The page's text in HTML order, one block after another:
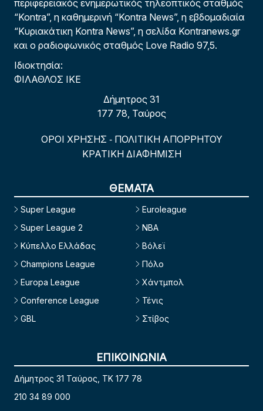
περιφερειακός ενημερωτικός τηλεοπτικός σταθμός
“Kontra”, η καθημερινή “Kontra News”, η εβδομαδιαία
“Κυριακάτικη Kontra News”, η σελίδα Kontranews.gr
και ο ραδιοφωνικός σταθμός Love Radio 97,5.
Ιδιοκτησία:
ΦΙΛΑΘΛΟΣ ΙΚΕ
Δήμητρος 31
177 78, Ταύρος
ΟΡΟΙ ΧΡΗΣΗΣ - ΠΟΛΙΤΙΚΗ ΑΠΟΡΡΗΤΟΥ
ΚΡΑΤΙΚΗ ΔΙΑΦΗΜΙΣΗ
ΘΕΜΑΤΑ
Super League
Super League 2
Κύπελλο Ελλάδας
Champions League
Europa League
Conference League
GBL
Euroleague
NBA
Βόλεϊ
Πόλο
Χάντμπολ
Τένις
Στίβος
ΕΠΙΚΟΙΝΩΝΙΑ
Δήμητρος 31 Ταύρος, TK 177 78
210 34 89 000